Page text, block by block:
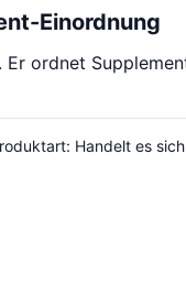
Einordnung
ordnet
Handelt es